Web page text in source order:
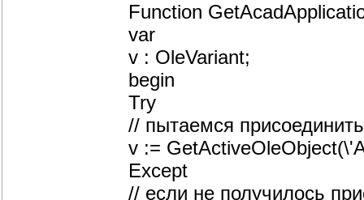
Function
var
v : OleVariant;
begin
Try
// пытаемся
v :=
Except
// если не получилось